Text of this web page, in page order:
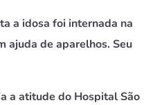
a idosa foi internada na
ajuda de aparelhos. Seu
a atitude do Hospital São